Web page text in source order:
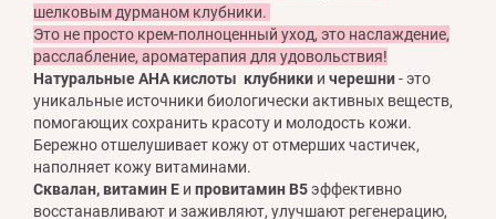
шелковым дурманом клубники.
Это не просто крем-полноценный уход, это наслаждение,
расслабление, ароматерапия для удовольствия!
Натуральные АНА кислоты клубники и черешни- это
уникальные источники биологически активных веществ,
помогающих сохранить красоту и молодость кожи.
Бережно отшелушивает кожу от отмерших частичек,
наполняет кожу витаминами.
Сквалан, витамин Е и провитамин В5эффективно
восстанавливают и заживляют, улучшают регенерацию,